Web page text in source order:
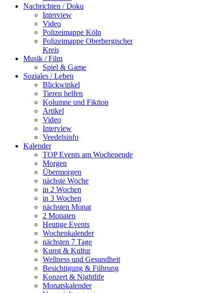
Nachrichten / Doku
Interview
Video
Polizeimappe Köln
Polizeimappe Oberbergischer
Kreis
Musik / Film
Spiel & Game
Soziales / Leben
Blickwinkel
Tieren helfen
Kolumne und Fiktion
Artikel
Video
Interview
Veedelsinfo
Kalender
TOP Events am Wochenende
Morgen
Übermorgen
nächste Woche
in 2 Wochen
in 3 Wochen
nächsten Monat
2 Monaten
Heutige Events
Wochenkalender
nächsten 7 Tage
Kunst & Kultur
Wellness und Gesundheit
Besichtigung & Führung
Konzert & Nightlife
Monatskalender